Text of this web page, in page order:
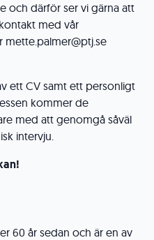
och därför ser vi gärna att
med vår
mette.palmer@ptj.se
ett CV samt ett personligt
kommer de
med att genomgå såväl
intervju.
60 år sedan och är en av